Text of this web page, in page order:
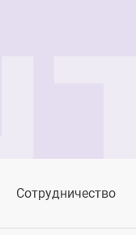
Сотрудничество